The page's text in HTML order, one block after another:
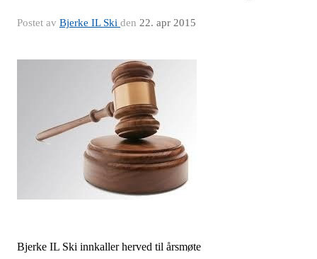
Postet av Bjerke IL Ski den 22. apr 2015
Bjerke IL Ski innkaller herved til årsmøte